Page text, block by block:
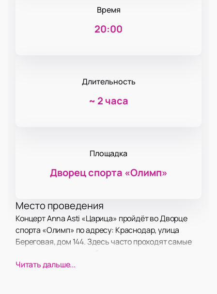
Время
20:00
Длительность
~ 2 часа
Площадка
Дворец спорта «‎Олимп»
Место проведения
Концерт Anna Asti «Царица» пройдёт во Дворце
спорта «Олимп» по адресу: Краснодар, улица
Береговая, дом 144. Здесь часто проходят самые
Читать дальше...